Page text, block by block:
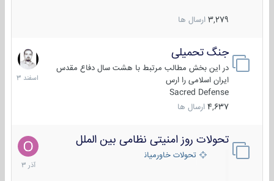
3,279 ارسال ها
جنگ تحمیلی
در این بخش مطالب مرتبط با هشت سال دفاع مقدس
ایران اسلامی را ارس
Sacred Defense
4,637 ارسال ها
20
اسفند
1403
تحولات روز امنیتی نظامی بین الملل
تحولات خاورمیانه
21
آذر
1403